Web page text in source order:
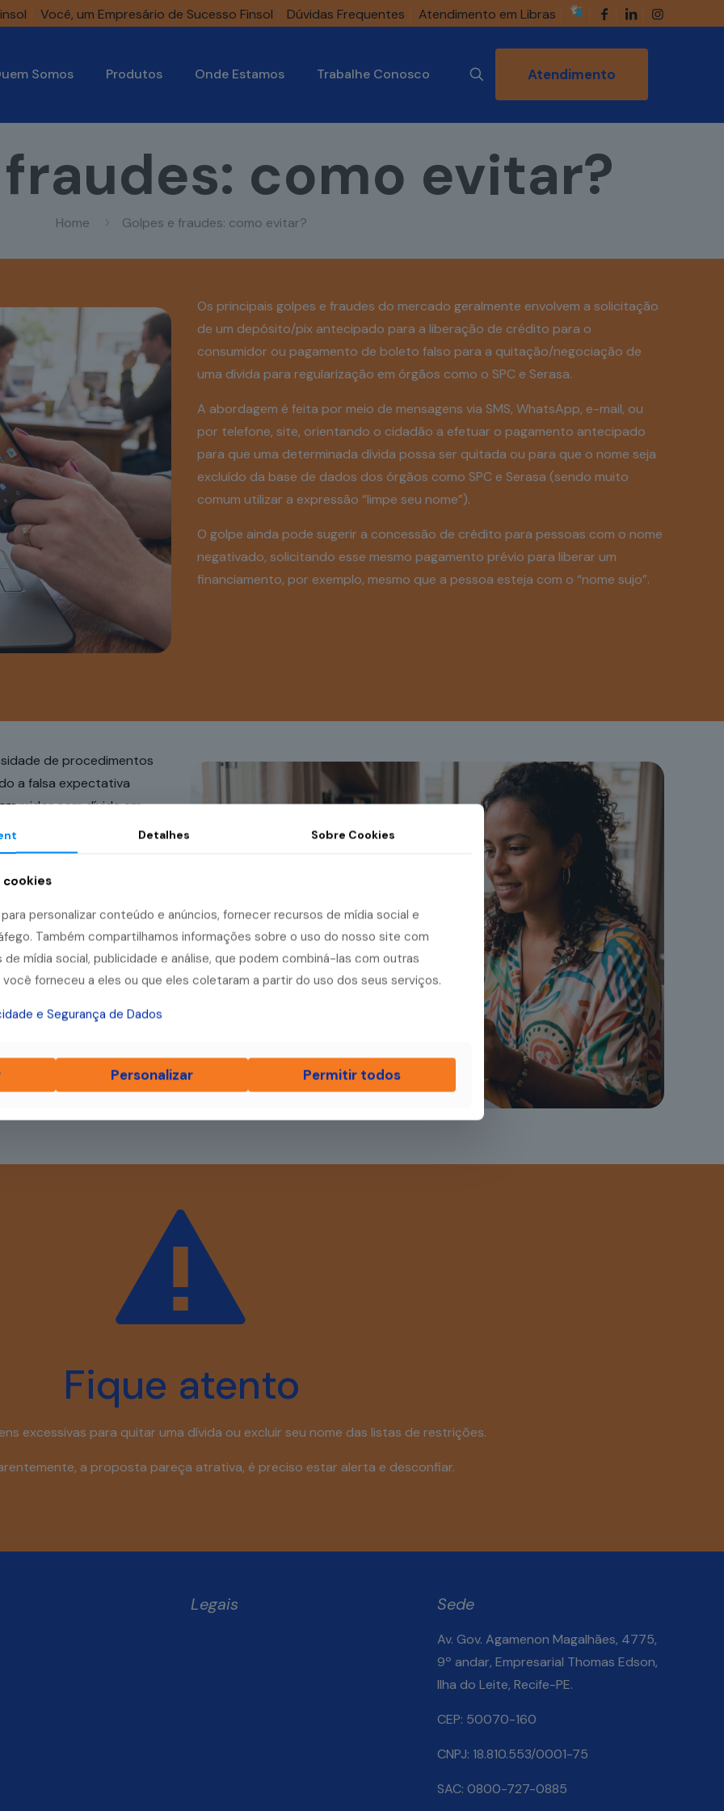
Você, um Empresário de Sucesso Finsol Dúvidas Frequentes Atendimento em Libras
Somos Produtos Onde Estamos Trabalhe Conosco Atendimento
como evitar?
Home Golpes e fraudes: como evitar?
Os principais golpes e fraudes do mercado geralmente envolvem a solicitação
de um depósito/pix antecipado para a liberação de crédito para o
consumidor ou pagamento de boleto falso para a quitação/negociação de
uma dívida para regularização em órgãos como o SPC e Serasa.
A abordagem é feita por meio de mensagens via SMS, WhatsApp, e-mail, ou
por telefone, site, orientando o cidadão a efetuar o pagamento antecipado
para que uma determinada dívida possa ser quitada ou para que o nome seja
excluído da base de dados dos órgãos como SPC e Serasa (sendo muito
comum utilizar a expressão “limpe seu nome”).
O golpe ainda pode sugerir a concessão de crédito para pessoas com o nome
negativado, solicitando esse mesmo pagamento prévio para liberar um
financiamento, por exemplo, mesmo que a pessoa esteja com o “nome sujo”.
de procedimentos
a falsa expectativa
com dívida em
a liberação do
inadimplente, a
lo para oferecer uma
ao valor relativo à
ou taxa adicional
Fique atento
excessivas para quitar uma dívida ou excluir seu nome das listas de restrições.
a proposta pareça atrativa, é preciso estar alerta e desconfiar.
Legais Sede
Av. Gov. Agamenon Magalhães, 4775,
9º andar, Empresarial Thomas Edson,
Ilha do Leite, Recife-PE.
CEP: 50070-160
CNPJ: 18.810.553/0001-75
SAC: 0800-727-0885
Detalhes Sobre Cookies
cookies
personalizar conteúdo e anúncios, fornecer recursos de mídia social e
Também compartilhamos informações sobre o uso do nosso site com
mídia social, publicidade e análise, que podem combiná-las com outras
forneceu a eles ou que eles coletaram a partir do uso dos seus serviços.
e Segurança de Dados
Personalizar Permitir todos